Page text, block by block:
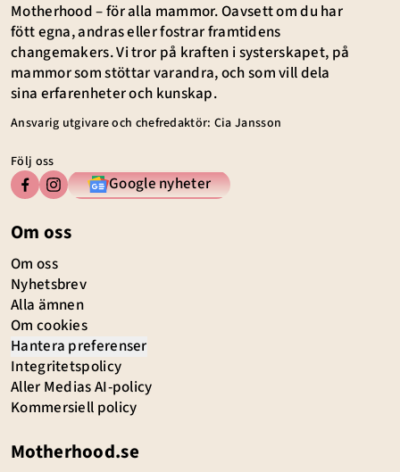
Motherhood – för alla mammor. Oavsett om du har
fött egna, andras eller fostrar framtidens
changemakers. Vi tror på kraften i systerskapet, på
mammor som stöttar varandra, och som vill dela
sina erfarenheter och kunskap.
Ansvarig utgivare och chefredaktör: Cia Jansson
Följ oss
Google nyheter
Om oss
Om oss
Nyhetsbrev
Alla ämnen
Om cookies
Hantera preferenser
Integritetspolicy
Aller Medias AI-policy
Kommersiell policy
Motherhood.se